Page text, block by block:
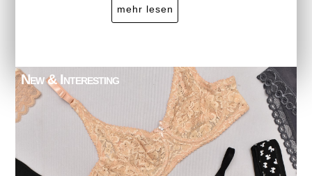
mehr lesen
New & Interesting